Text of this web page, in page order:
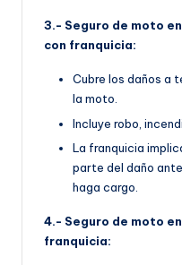
3.- Seguro de moto
con franquicia:
Cubre los daños a
la moto.
Incluye robo,
La franquicia
parte del daño
haga cargo.
4.- Seguro de moto
franquicia: